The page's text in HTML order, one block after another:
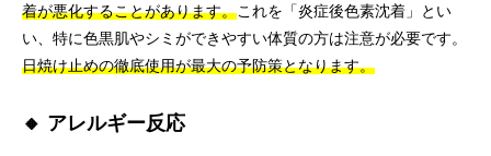
着が悪化することがあります。これを「炎症後色素沈着」とい
い、特に色黒肌やシミができやすい体質の方は注意が必要です。
日焼け止めの徹底使用が最大の予防策となります。
🔸 アレルギー反応